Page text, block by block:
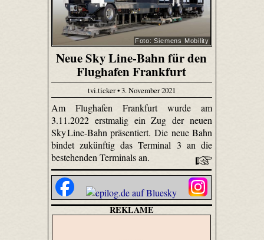
Foto: Siemens Mobility
Neue Sky Line-Bahn für den
Flughafen Frankfurt
tvi.ticker • 3. November 2021
Am Flughafen Frankfurt wurde am
3.11.2022 erstmalig ein Zug der neuen
Sky Line-Bahn präsentiert. Die neue Bahn
bindet zukünftig das Terminal 3 an die
bestehenden Terminals an.
REKLAME